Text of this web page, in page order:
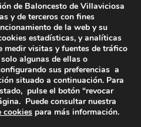
Sacedón 15
de Baloncesto de Villaviciosa
y de terceros con fines
de la web y su
estadísticas, y analíticas
medir visitas y fuentes de tráfico
algunas de ellas o
sus preferencias a
situado a continuación. Para
pulse el botón “revocar
Puede consultar nuestra
cookies para más información.